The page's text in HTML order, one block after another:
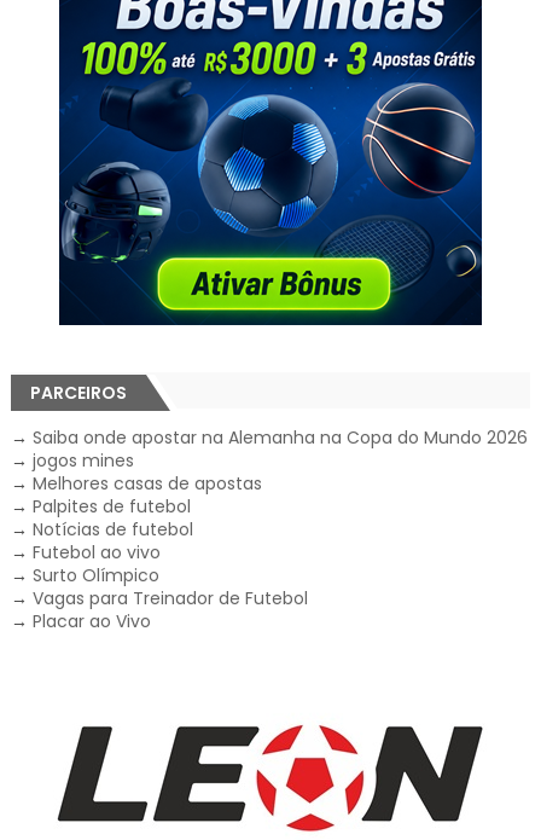
PARCEIROS
→ Saiba onde apostar na Alemanha na Copa do Mundo 2026
→ jogos mines
→ Melhores casas de apostas
→ Palpites de futebol
→ Notícias de futebol
→ Futebol ao vivo
→ Surto Olímpico
→ Vagas para Treinador de Futebol
→ Placar ao Vivo